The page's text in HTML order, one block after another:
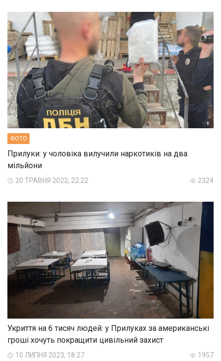
ФОТО
Прилуки: у чоловіка вилучили наркотиків на два
мільйони
20 ТРАВНЯ 2022, 22:22 2324
Укриття на 6 тисяч людей: у Прилуках за американські
гроші хочуть покращити цивільний захист
10 ЛИПНЯ 2023, 18:27 1957